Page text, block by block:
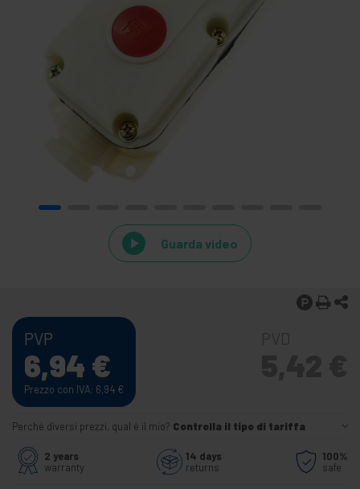
Guarda video
PVP
6,94 €
Prezzo con IVA: 6,94 €
Perché diversi prezzi, qual è il mio? Controlla il tipo di tariffa
2 years
warranty
14 days
returns
100%
safe